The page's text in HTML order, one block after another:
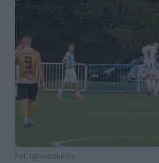
Fot. Igloopol.info